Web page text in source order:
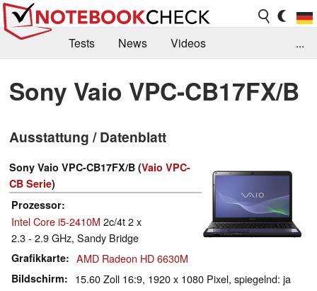
Tests News
Videos
Kaufberatung
Deals Suche
Jobs
Forum
...
Sony Vaio VPC-CB17FX/B
Ausstattung / Datenblatt
Sony Vaio VPC-CB17FX/B (Vaio VPC-
CB Serie)
Prozessor
Intel Core i5-2410M 2c/4t 2 x
2.3 - 2.9 GHz, Sandy Bridge
Grafikkarte AMD Radeon HD 6630M
Bildschirm 15.60 Zoll 16:9, 1920 x 1080 Pixel, spiegelnd: ja